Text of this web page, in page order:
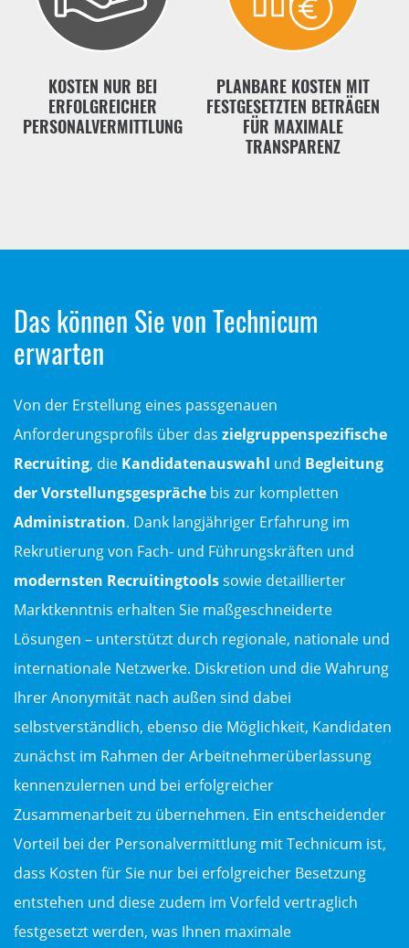
KOSTEN NUR BEI
ERFOLGREICHER
PERSONALVERMITTLUNG
PLANBARE KOSTEN MIT
FESTGESETZTEN BETRÄGEN
FÜR MAXIMALE
TRANSPARENZ
Das können Sie von Technicum
erwarten
Von der Erstellung eines passgenauen
Anforderungsprofils über das zielgruppenspezifische
Recruiting, die Kandidatenauswahl und Begleitung
der Vorstellungsgespräche bis zur kompletten
Administration. Dank langjähriger Erfahrung im
Rekrutierung von Fach- und Führungskräften und
modernsten Recruitingtoolssowie detaillierter
Marktkenntnis erhalten Sie maßgeschneiderte
Lösungen – unterstützt durch regionale, nationale und
internationale Netzwerke. Diskretion und die Wahrung
Ihrer Anonymität nach außen sind dabei
selbstverständlich, ebenso die Möglichkeit, Kandidaten
zunächst im Rahmen der Arbeitnehmerüberlassung
kennenzulernen und bei erfolgreicher
Zusammenarbeit zu übernehmen. Ein entscheidender
Vorteil bei der Personalvermittlung mit Technicum ist,
dass Kosten für Sie nur bei erfolgreicher Besetzung
entstehen und diese zudem im Vorfeld vertraglich
festgesetzt werden, was Ihnen maximale